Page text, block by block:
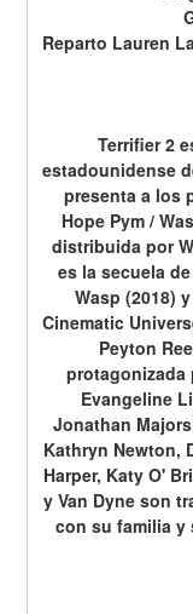
Reparto Lauren
Terrifier 2
estadounidense
presenta a los
Hope Pym /
distribuida por
es la secuela
Wasp (2018)
Cinematic
Peyton
protagonizada
Evangeline
Jonathan
Kathryn Newton,
Harper, Katy O'
y Van Dyne son
con su familia y